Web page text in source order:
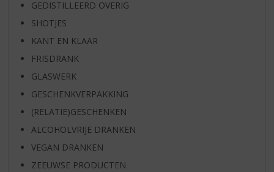
GEDISTILLEERD OVERIG
SHOTJES
KANT EN KLAAR
FRISDRANK
GLASWERK
GESCHENKVERPAKKING
(RELATIE)GESCHENKEN
ALCOHOLVRIJE DRANKEN
VEGAN DRANKEN
ZEEUWSE PRODUCTEN